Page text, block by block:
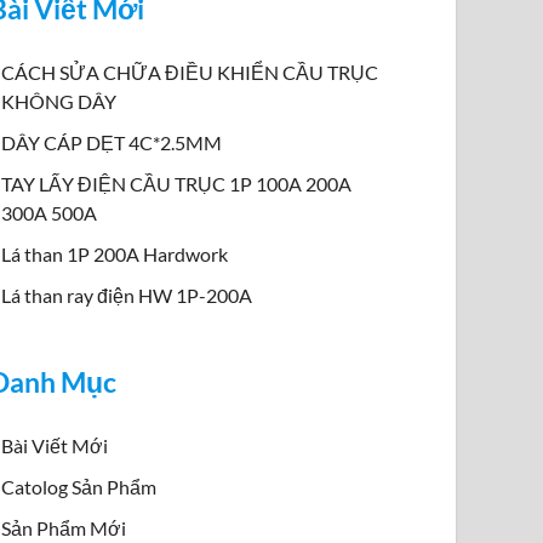
Viết Mới
CÁCH SỬA CHỮA ĐIỀU KHIỂN CẦU TRỤC
KHÔNG DÂY
DÂY CÁP DẸT 4C*2.5MM
TAY LẤY ĐIỆN CẦU TRỤC 1P 100A 200A
300A 500A
Lá than 1P 200A Hardwork
Lá than ray điện HW 1P-200A
Mục
Bài Viết Mới
Catolog Sản Phẩm
Sản Phẩm Mới